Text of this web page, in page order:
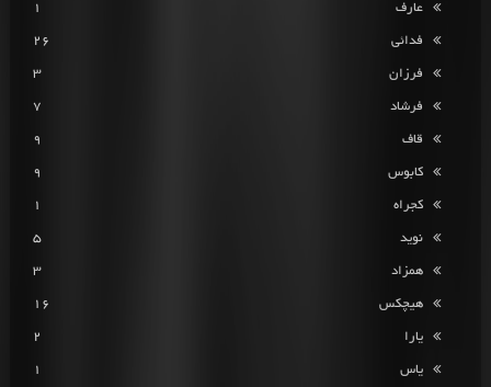
عارف 1
فدائی 26
فرزان 3
فرشاد 7
قاف 9
کابوس 9
کجراه 1
نوید 5
همزاد 3
هیچکس 16
یارا 2
یاس 1